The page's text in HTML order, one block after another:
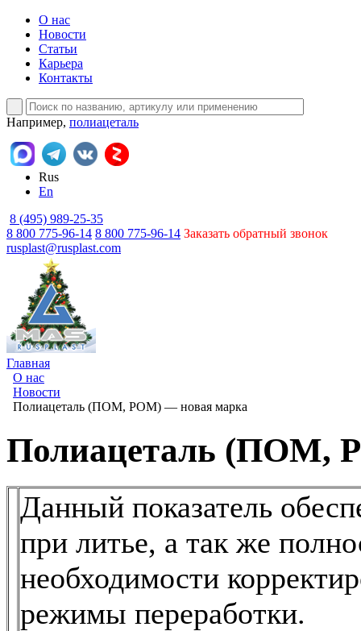
О нас
Новости
Статьи
Карьера
Контакты
Например, полиацеталь
Rus
En
8 (495) 989-25-35
8 800 775-96-14 8 800 775-96-14 Заказать обратный звонок
rusplast@rusplast.com
Главная
О нас
Новости
Полиацеталь (ПОМ, POM) — новая марка
Полиацеталь (ПОМ,
Данный показатель
при литье, а так же
необходимости
режимы переработки.